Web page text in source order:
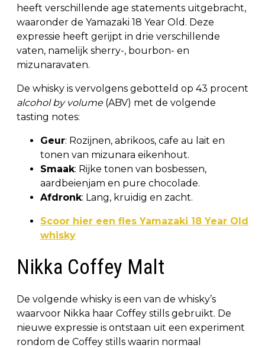
heeft verschillende age statements uitgebracht,
waaronder de Yamazaki 18 Year Old. Deze
expressie heeft gerijpt in drie verschillende
vaten, namelijk sherry-, bourbon- en
mizunaravaten.
De whisky is vervolgens gebotteld op 43 procent
alcohol by volume (ABV) met de volgende
tasting notes:
Geur: Rozijnen, abrikoos, cafe au lait en
tonen van mizunara eikenhout.
Smaak: Rijke tonen van bosbessen,
aardbeienjam en pure chocolade.
Afdronk: Lang, kruidig en zacht.
Scoor hier een fles Yamazaki 18 Year Old
whisky
Nikka Coffey Malt
De volgende whisky is een van de whisky’s
waarvoor Nikka haar Coffey stills gebruikt. De
nieuwe expressie is ontstaan uit een experiment
rondom de Coffey stills waarin normaal